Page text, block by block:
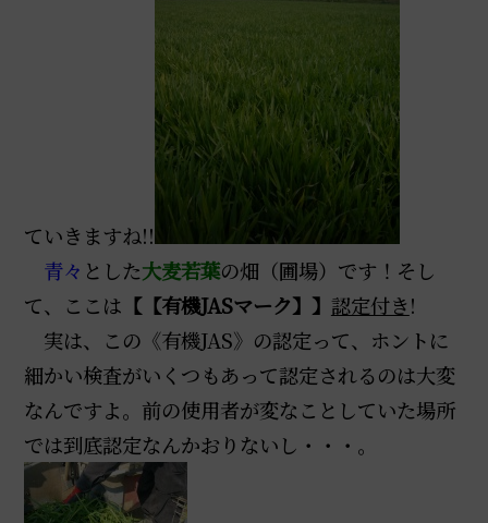
ていきますね!!
青々 とした大麦若葉の畑（圃場）です！そし
て、ここは 【【有機JASマーク】】 認定付き!
実は、この《有機JAS》の認定って、ホントに
細かい検査がいくつもあって認定されるのは大変
なんですよ。前の使用者が変なことしていた場所
では到底認定なんかおりないし・・・。